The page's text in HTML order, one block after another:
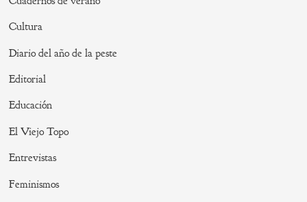
Cultura
Diario del año de la peste
Editorial
Educación
El Viejo Topo
Entrevistas
Feminismos